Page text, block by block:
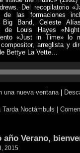
Del recopilatorio
de las formaciones
Big Band, Celeste
de Louis Hayes
«Just in Time» lo
arreglista y
Bettye La Vette…
una nueva ventana|
Tarda Noctámbuls
año Verano,
2015